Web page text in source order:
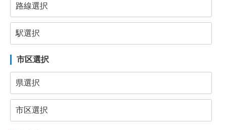
市区選択